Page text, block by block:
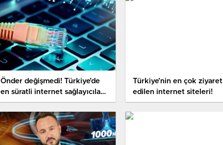
Önder değişmedi! Türkiye’de
en süratli internet sağlayıcıları
aşikâr oldu
Türkiye’nin en çok ziyaret
edilen internet siteleri!